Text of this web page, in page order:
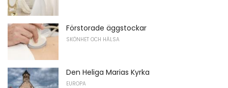
Förstorade äggstockar
SKÖNHET OCH HÄLSA
Den Heliga Marias Kyrka
EUROPA